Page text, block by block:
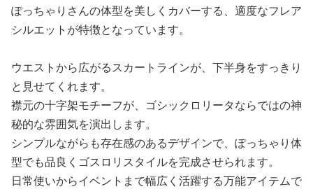
ぽっちゃりさんの体型を美しくカバーする、適度なフレア
シルエットが特徴となっています。
ウエストから広がるスカートラインが、下半身をすっきり
と見せてくれます。
襟元の十字架モチーフが、ゴシックロリータならではの神
秘的な雰囲気を演出します。
シンプルながらも存在感のあるデザインで、ぽっちゃり体
型でも品良くゴスロリスタイルを完成させられます。
日常使いからイベントまで幅広く活躍する万能アイテムで